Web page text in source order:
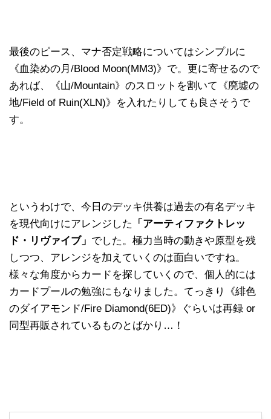
最後のピース、マナ否定戦略についてはシンプルに
《血染めの月/Blood Moon(MM3)》で。更に寄せるので
あれば、《山/Mountain》のスロットを割いて《廃墟の
地/Field of Ruin(XLN)》を入れたりしても良さそうで
す。
というわけで、今日のデッキ供養は過去の有名デッキ
を現代向けにアレンジした
「アーティファクトレッ
ド・リヴァイブ」 でした。極力当時の動きや原型を残
しつつ、アレンジを加えていくのは面白いですね。
様々な角度からカードを探していくので、個人的には
カードプールの勉強にもなりました。てっきり《緋色
のダイアモンド/Fire Diamond(6ED)》ぐらいは再録 or
同型再販されているものとばかり…！